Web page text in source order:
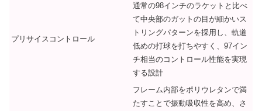
プリサイスコントロール
通常の98インチのラケットと比べ
て中央部のガットの目が細かいス
トリングパターンを採用し、軌道
低めの打球を打ちやすく、97イン
チ相当のコントロール性能を実現
する設計
フレーム内部をポリウレタンで満
たすことで振動吸収性を高め、さ